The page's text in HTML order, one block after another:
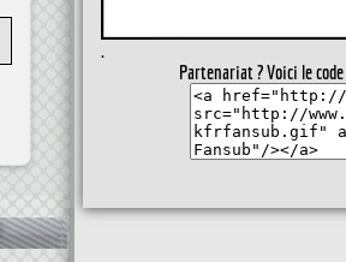
.
Partenariat ? Voici le